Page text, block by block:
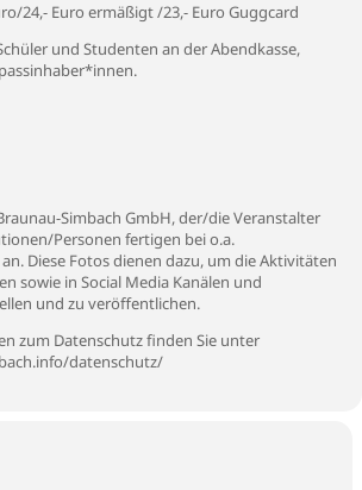
24,- Euro ermäßigt /23,- Euro Guggcard
und Studenten an der Abendkasse,
Simbach GmbH, der/die Veranstalter
Personen fertigen bei o.a.
Diese Fotos dienen dazu, um die Aktivitäten
sowie in Social Media Kanälen und
und zu veröffentlichen.
zum Datenschutz finden Sie unter
datenschutz/